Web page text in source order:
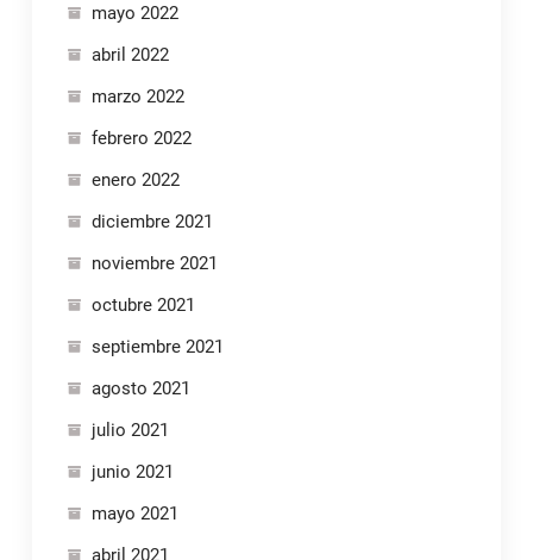
mayo 2022
abril 2022
marzo 2022
febrero 2022
enero 2022
diciembre 2021
noviembre 2021
octubre 2021
septiembre 2021
agosto 2021
julio 2021
junio 2021
mayo 2021
abril 2021